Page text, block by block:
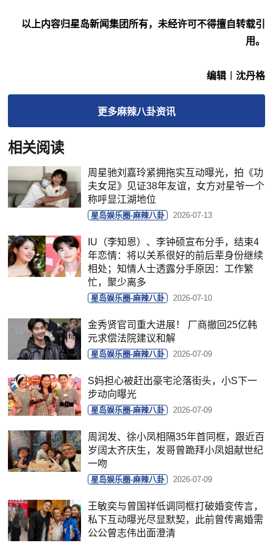
以上内容归星岛新闻集团所有，未经许可不得擅自转载引
用。
编辑︱沈丹格
更多麻辣八卦资讯
相关阅读
周星驰刘嘉玲紧拥拖实互动曝光，拍《功
夫女足》见证38年友谊，女方对星爷一个
称呼显江湖地位
星岛娱乐圈-麻辣八卦 2026-07-13
IU（李知恩）、李钟硕宣布分手，结束4
年恋情：将以关系很好的前后辈身份继续
相处；知情人士透露分手原因：工作繁
忙，聚少离多
星岛娱乐圈-麻辣八卦 2026-07-10
金秀贤官司重大进展！ 厂商撤回25亿韩
元求偿法院建议和解
星岛娱乐圈-麻辣八卦 2026-07-09
S妈担心被赶出豪宅沦落街头，小S下一
步动向曝光
星岛娱乐圈-麻辣八卦 2026-07-09
周润发、徐小凤相隔35年首同框，跟近百
岁阔太齐庆生，发哥曾跪拜小凤姐献世纪
一吻
星岛娱乐圈-麻辣八卦 2026-07-09
王敏奕与曾国祥低调同框打破婚变传言，
私下互动曝光尽显默契，此前曾传离婚需
公公曾志伟出面澄清